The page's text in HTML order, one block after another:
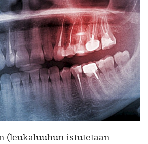
(leukaluuhun istutetaan